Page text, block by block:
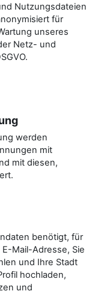
Nutzungsdateien
für
unseres
Netz- und
werden
mit
mit diesen,
benötigt, für
Mail-Adresse, Sie
und Ihre Stadt
hochladen,
und